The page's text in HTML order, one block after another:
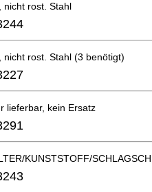
nicht rost. Stahl
nicht rost. Stahl (3 benötigt)
lieferbar, kein Ersatz
KUNSTSTOFF/